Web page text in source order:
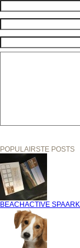
POPULAIRSTE POSTS
BEACHACTIVE